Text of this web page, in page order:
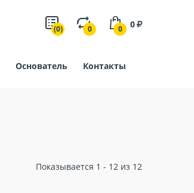
(0) 0 0 0
Основатель Контакты
Показывается 1 - 12 из 12